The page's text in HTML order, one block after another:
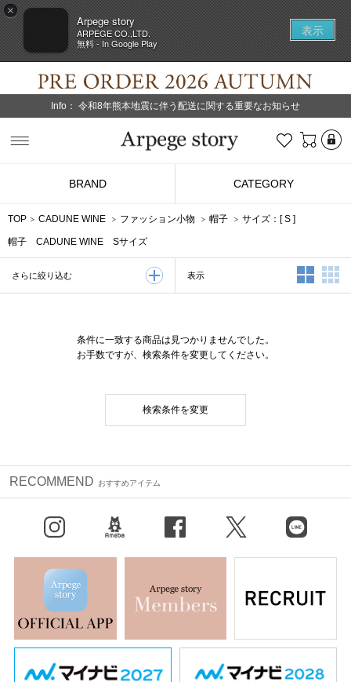
×
Arpege story
ARPEGE CO.,LTD.
無料 - In Google Play
表示
Info： 令和8年熊本地震に伴う配送に関する重要なお知らせ
お気に入り
BRAND CATEGORY
TOP CADUNE WINE ファッション小物 帽子 サイズ：[S ]
帽子 CADUNE WINE Sサイズ
さらに絞り込む 表示 2列表示
条件に一致する商品は見つかりませんでした。
お手数ですが、検索条件を変更してください。
検索条件を変更
RECOMMEND おすすめアイテム
X（旧Twitter） LINE